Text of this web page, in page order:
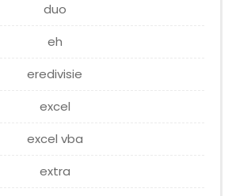
duo
eh
eredivisie
excel
excel vba
extra